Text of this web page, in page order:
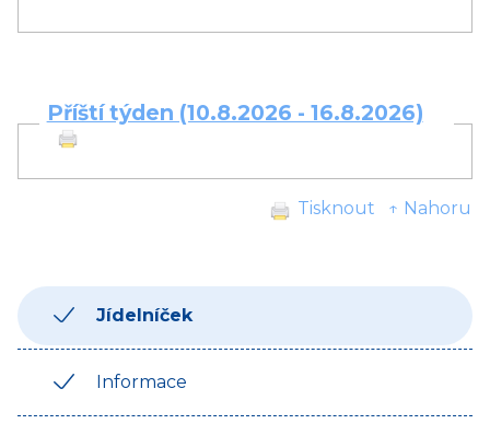
Příští týden (10.8.2026 - 16.8.2026)
Tisknout ↑ Nahoru
Jídelníček
Informace